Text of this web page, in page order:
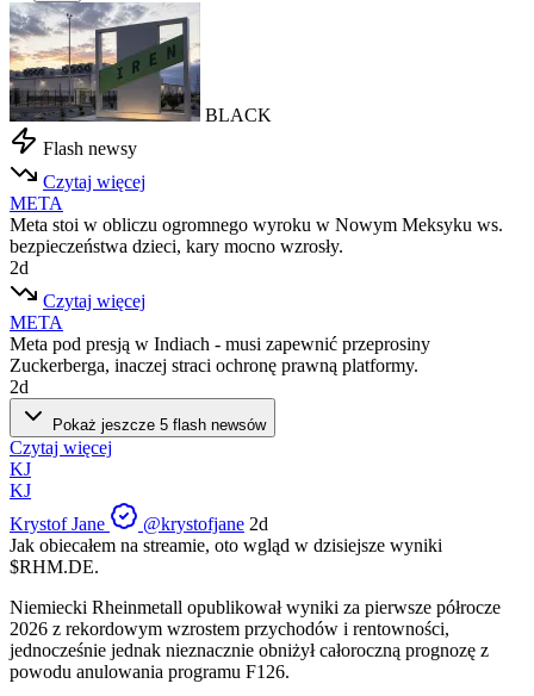
BLACK
Flash newsy
Czytaj więcej
META
Meta stoi w obliczu ogromnego wyroku w Nowym Meksyku ws.
bezpieczeństwa dzieci, kary mocno wzrosły.
2d
Czytaj więcej
META
Meta pod presją w Indiach - musi zapewnić przeprosiny
Zuckerberga, inaczej straci ochronę prawną platformy.
2d
Pokaż jeszcze 5 flash newsów
Czytaj więcej
KJ
KJ
Krystof Jane
@krystofjane 2d
Jak obiecałem na streamie, oto wgląd w dzisiejsze wyniki
$RHM.DE.
Niemiecki Rheinmetall opublikował wyniki za pierwsze półrocze
2026 z rekordowym wzrostem przychodów i rentowności,
jednocześnie jednak nieznacznie obniżył całoroczną prognozę z
powodu anulowania programu F126.